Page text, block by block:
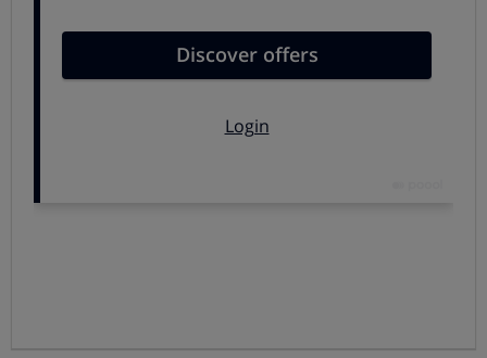
Nuestras conclusiones son:
tiempo de lavado aceptable. Aun así, hay